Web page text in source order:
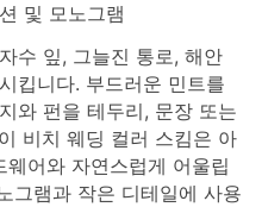
및 모노그램
수 잎, 그늘진 통로, 해안
킵니다. 부드러운 민트를
와 펀을 테두리, 문장 또는
비치 웨딩 컬러 스킴은 아
어와 자연스럽게 어울립
그램과 작은 디테일에 사용